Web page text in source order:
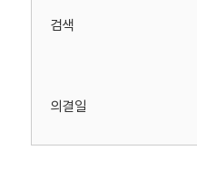
검색
의결일